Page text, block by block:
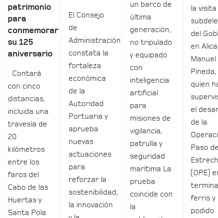
patrimonio
para
conmemorar
su 125
aniversario
Contará
con cinco
distancias,
incluida una
travesía de
20
kilómetros
entre los
faros del
Cabo de las
Huertas y
Santa Pola
El Consejo
de
Administración
constata la
fortaleza
económica
de la
Autoridad
Portuaria y
aprueba
nuevas
actuaciones
para
reforzar la
sostenibilidad,
la innovación
un barco de
última
generación,
no tripulado
y equipado
con
inteligencia
artificial
para
misiones de
vigilancia,
patrulla y
seguridad
marítima La
prueba
coincide con
la
la
del
en
Manuel
Pineda,
quien
el
de la
Paso
(OPE)
ferris y
podido